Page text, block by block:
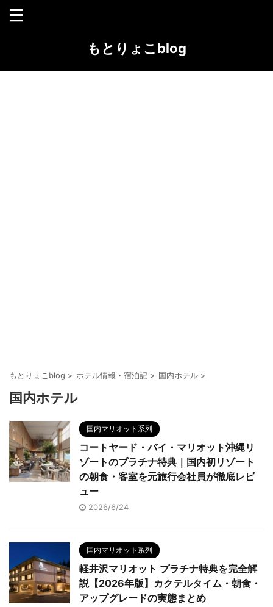
もとりょこblog
もとりょこblog > ホテル情報・宿泊記 > 国内ホテル >
国内ホテル
国内マリオット系列
コートヤード・バイ・マリオット沖縄リ
ゾートのプラチナ特典｜国内初リゾート
の朝食・客室を元旅行会社員が徹底レビ
ュー
2026/6/24
国内マリオット系列
軽井沢マリオット プラチナ特典を完全解
説【2026年版】カクテルタイム・朝食・
アップグレードの実態まとめ